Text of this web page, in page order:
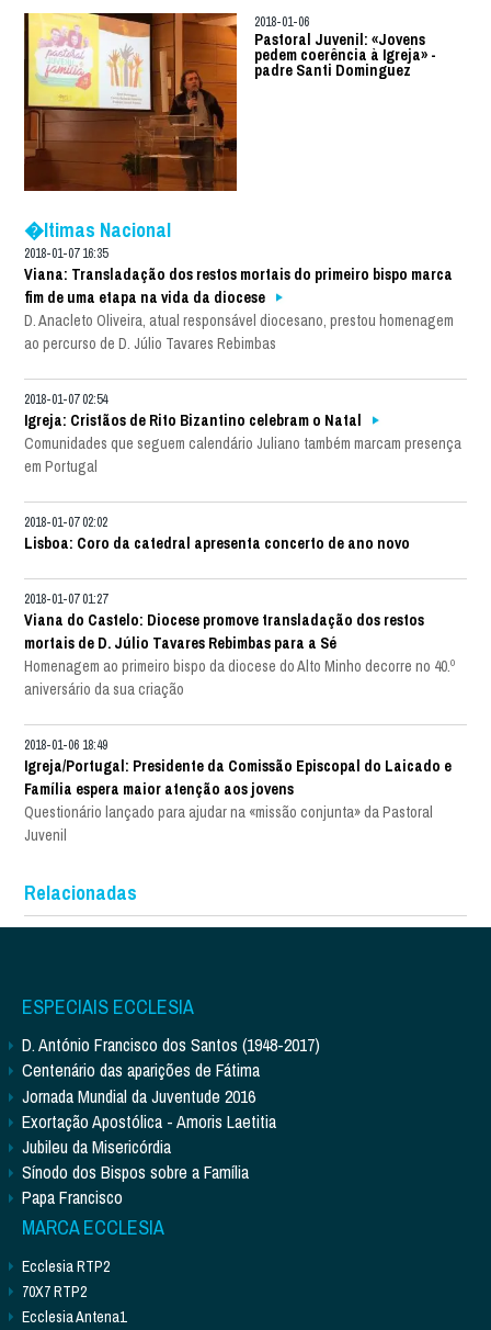
2018-01-06
Pastoral Juvenil: «Jovens
pedem coerência à Igreja» -
padre Santi Dominguez
�ltimas Nacional
2018-01-07 16:35
Viana: Transladação dos restos mortais do primeiro bispo marca
fim de uma etapa na vida da diocese
D. Anacleto Oliveira, atual responsável diocesano, prestou homenagem
ao percurso de D. Júlio Tavares Rebimbas
2018-01-07 02:54
Igreja: Cristãos de Rito Bizantino celebram o Natal
Comunidades que seguem calendário Juliano também marcam presença
em Portugal
2018-01-07 02:02
Lisboa: Coro da catedral apresenta concerto de ano novo
2018-01-07 01:27
Viana do Castelo: Diocese promove transladação dos restos
mortais de D. Júlio Tavares Rebimbas para a Sé
Homenagem ao primeiro bispo da diocese do Alto Minho decorre no 40.º
aniversário da sua criação
2018-01-06 18:49
Igreja/Portugal: Presidente da Comissão Episcopal do Laicado e
Família espera maior atenção aos jovens
Questionário lançado para ajudar na «missão conjunta» da Pastoral
Juvenil
Relacionadas
ESPECIAIS ECCLESIA
D. António Francisco dos Santos (1948-2017)
Centenário das aparições de Fátima
Jornada Mundial da Juventude 2016
Exortação Apostólica - Amoris Laetitia
Jubileu da Misericórdia
Sínodo dos Bispos sobre a Família
Papa Francisco
MARCA ECCLESIA
Ecclesia RTP2
70X7 RTP2
Ecclesia Antena1